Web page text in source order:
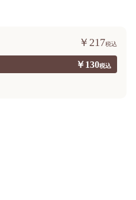
￥130
￥217